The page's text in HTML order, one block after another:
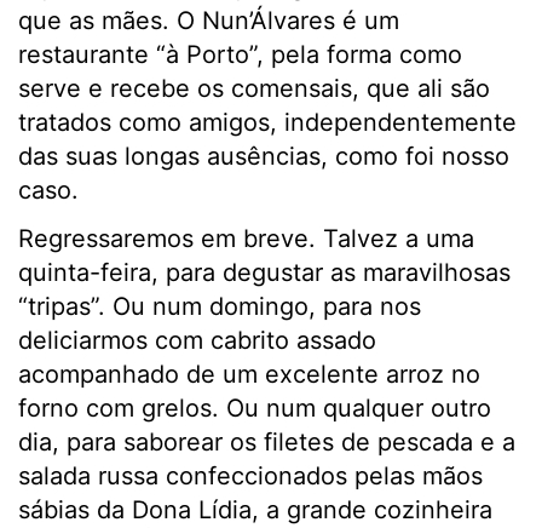
que as mães. O Nun’Álvares é um
restaurante “à Porto”, pela forma como
serve e recebe os comensais, que ali são
tratados como amigos, independentemente
das suas longas ausências, como foi nosso
caso.
Regressaremos em breve. Talvez a uma
quinta-feira, para degustar as maravilhosas
“tripas”. Ou num domingo, para nos
deliciarmos com cabrito assado
acompanhado de um excelente arroz no
forno com grelos. Ou num qualquer outro
dia, para saborear os filetes de pescada e a
salada russa confeccionados pelas mãos
sábias da Dona Lídia, a grande cozinheira